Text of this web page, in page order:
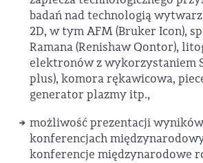
badań nad technologią
2D, w tym AFM (Bruker Icon),
Ramana (Renishaw Qontor),
elektronów z wykorzystaniem
plus), komora rękawicowa,
generator plazmy itp.,
możliwość prezentacji
konferencjach
konferencje międzynarodowe